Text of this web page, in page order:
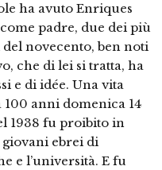
ha avuto Enriques
padre, due dei più
novecento, ben noti
che di lei si tratta, ha
e di idée. Una vita
anni domenica 14
1938 fu proibito in
giovani ebrei di
e l’università. E fu